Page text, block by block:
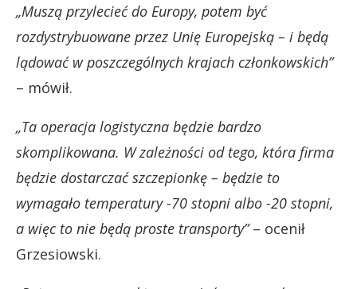
„Muszą przylecieć do Europy, potem być
rozdystrybuowane przez Unię Europejską – i będą
lądować w poszczególnych krajach członkowskich”
– mówił.
„Ta operacja logistyczna będzie bardzo
skomplikowana. W zależności od tego, która firma
będzie dostarczać szczepionkę – będzie to
wymagało temperatury -70 stopni albo -20 stopni,
a więc to nie będą proste transporty”– ocenił
Grzesiowski.